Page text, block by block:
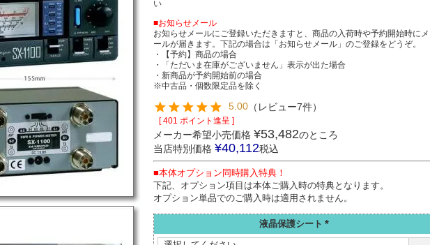
い
■お知らせメール
お知らせメールにご登録いただきますと、商品の入荷時や予約開始時にメ
ールが届きます。下記の場合は「お知らせメール」のご登録をどうぞ。
・【予約】商品の場合
・「ただいま在庫がございません」表示が出た場合
・新商品が予約開始前の場合
※中古品・個数限定品を除く
5.00 （ レビュー7件）
[ 401 ポイント進呈 ]
メーカー希望小売価格 ¥53,482のところ
当店特別価格 ¥40,112税込
■本体オプション同時購入特典！
下記、オプション項目は本体ご購入時の特典となります。
オプション単品でのご購入時は適用されません。
液晶保護シート
(必